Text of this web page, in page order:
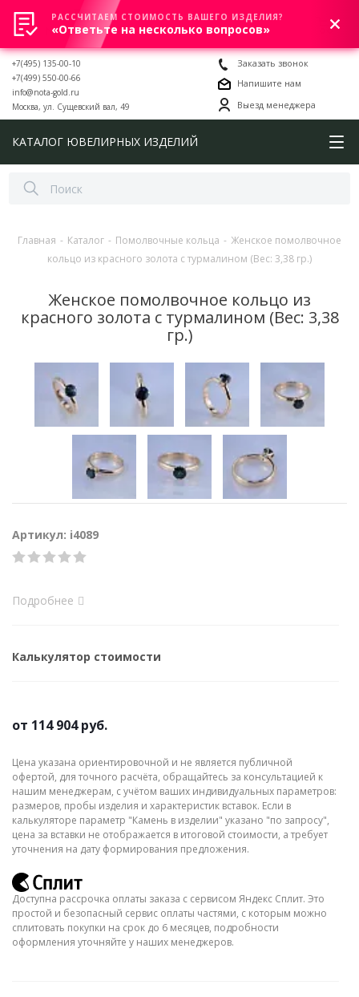
0
+7(495) 135-00-10
+7(499) 550-00-66
info@nota-gold.ru
Москва, ул. Сущевский вал, 49
Заказать звонок
Напишите нам
Выезд менеджера
КАТАЛОГ ЮВЕЛИРНЫХ ИЗДЕЛИЙ
Главная - Каталог - Помолвочные кольца - Женское помолвочное
кольцо из красного золота с турмалином (Вес: 3,38 гр.)
Женское помолвочное кольцо из
красного золота с турмалином (Вес: 3,38
гр.)
Артикул: i4089
Подробнее
Калькулятор стоимости
от 114 904 руб.
Цена указана ориентировочной и не является публичной
офертой, для точного расчёта, обращайтесь за консультацией к
нашим менеджерам, с учётом ваших индивидуальных параметров:
размеров, пробы изделия и характеристик вставок. Если в
калькуляторе параметр "Камень в изделии" указано "по запросу",
цена за вставки не отображается в итоговой стоимости, а требует
уточнения на дату формирования предложения.
Доступна рассрочка оплаты заказа с сервисом Яндекс Сплит. Это
простой и безопасный сервис оплаты частями, с которым можно
сплитовать покупки на срок до 6 месяцев, подробности
оформления уточняйте у наших менеджеров.
РАССЧИТАЕМ СТОИМОСТЬ ВАШЕГО ИЗДЕЛИЯ?
«Ответьте на несколько вопросов»